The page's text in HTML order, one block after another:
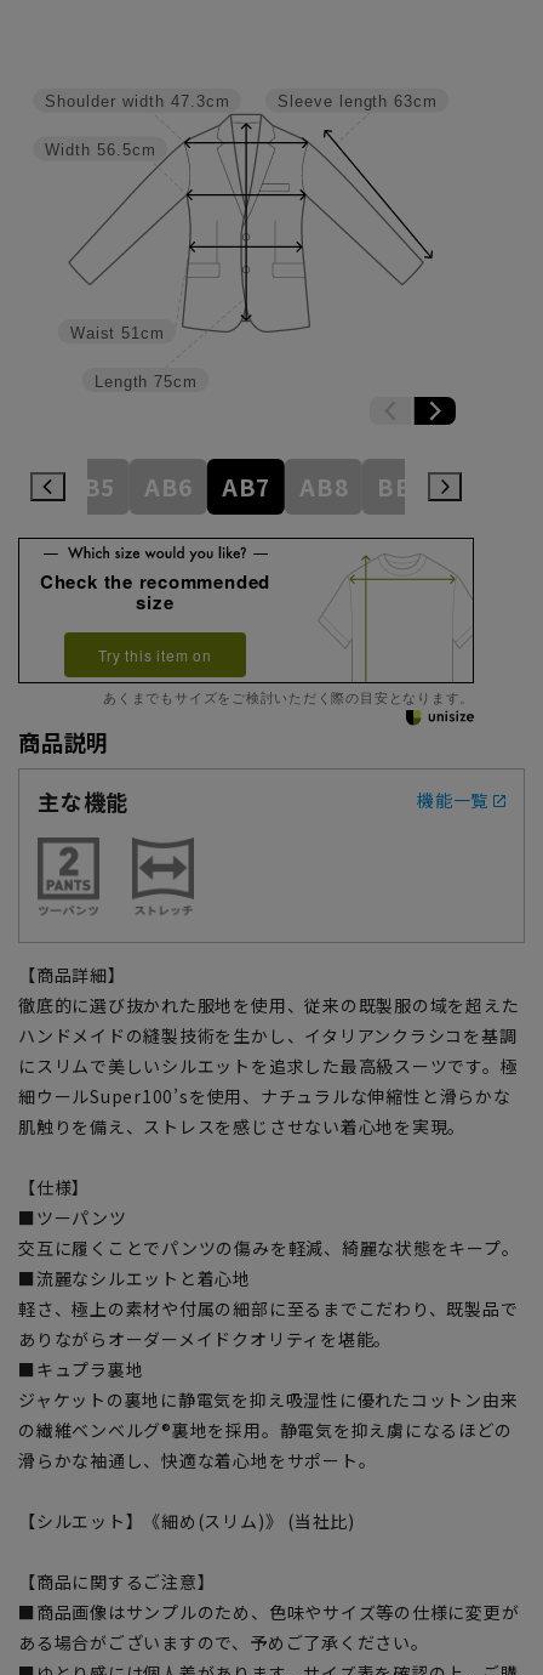
Sleeve length 63cm
Length 75cm
Waist 51cm
Width 56.5cm
Shoulder width 47.3cm
AB5 AB6 AB7 AB8 BE3 BE4
Check the recommended
size
Try this item on
あくまでもサイズをご検討いただく際の目安となります。
商品説明
主な機能
機能一覧
【商品詳細】
徹底的に選び抜かれた服地を使用、従来の既製服の域を超えた
ハンドメイドの縫製技術を生かし、イタリアンクラシコを基調
にスリムで美しいシルエットを追求した最高級スーツです。極
細ウールSuper100’sを使用、ナチュラルな伸縮性と滑らかな
肌触りを備え、ストレスを感じさせない着心地を実現。
【仕様】
■ツーパンツ
交互に履くことでパンツの傷みを軽減、綺麗な状態をキープ。
■流麗なシルエットと着心地
軽さ、極上の素材や付属の細部に至るまでこだわり、既製品で
ありながらオーダーメイドクオリティを堪能。
■キュプラ裏地
ジャケットの裏地に静電気を抑え吸湿性に優れたコットン由来
の繊維ベンベルグ®裏地を採用。静電気を抑え虜になるほどの
滑らかな袖通し、快適な着心地をサポート。
【シルエット】《細め(スリム)》 (当社比)
【商品に関するご注意】
■商品画像はサンプルのため、色味やサイズ等の仕様に変更が
ある場合がございますので、予めご了承ください。